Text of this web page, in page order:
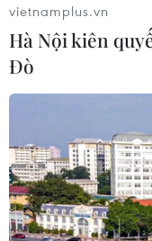
#Quách Thị Lan
#Thể thao Việt Nam
#Olympic Tokyo
Theo dõi
vietnamplus.vn
Hà Nội kiên
Đò